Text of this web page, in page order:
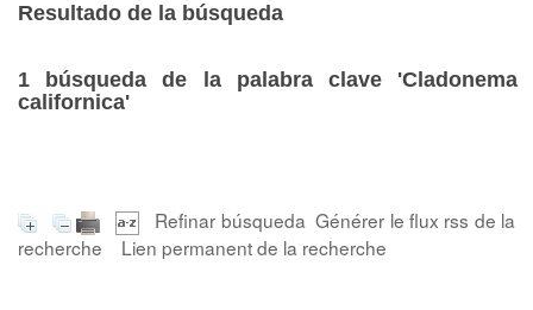
Resultado de la búsqueda
1 búsqueda de la palabra clave 'Cladonema
californica'
Refinar búsqueda Générer le flux rss de la
recherche
Lien permanent de la recherche